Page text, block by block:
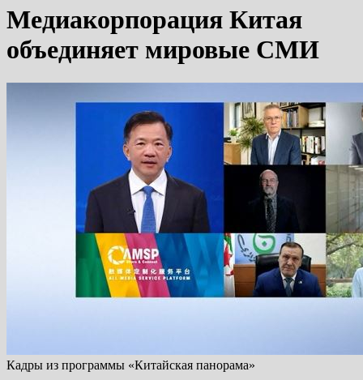
Медиакорпорация Китая
объединяет мировые СМИ
Кадры из программы «Китайская панорама»